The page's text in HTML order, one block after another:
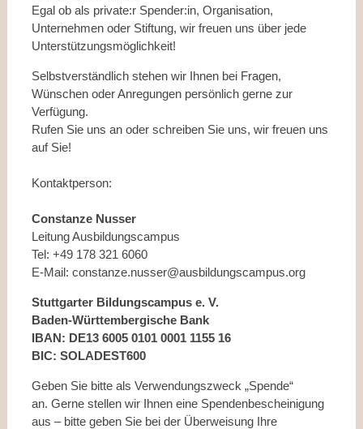
Egal ob als private:r Spender:in, Organisation,
Unternehmen oder Stiftung, wir freuen uns über jede
Unterstützungsmöglichkeit!
Selbstverständlich stehen wir Ihnen bei Fragen,
Wünschen oder Anregungen persönlich gerne zur
Verfügung.
Rufen Sie uns an oder schreiben Sie uns, wir freuen uns
auf Sie!
Kontaktperson:
Constanze Nusser
Leitung Ausbildungscampus
Tel: +49 178 321 6060
E-Mail: constanze.nusser@ausbildungscampus.org
Stuttgarter Bildungscampus e. V.
Baden-Württembergische Bank
IBAN: DE13 6005 0101 0001 1155 16
BIC: SOLADEST600
Geben Sie bitte als Verwendungszweck „Spende“
an. Gerne stellen wir Ihnen eine Spendenbescheinigung
aus – bitte geben Sie bei der Überweisung Ihre